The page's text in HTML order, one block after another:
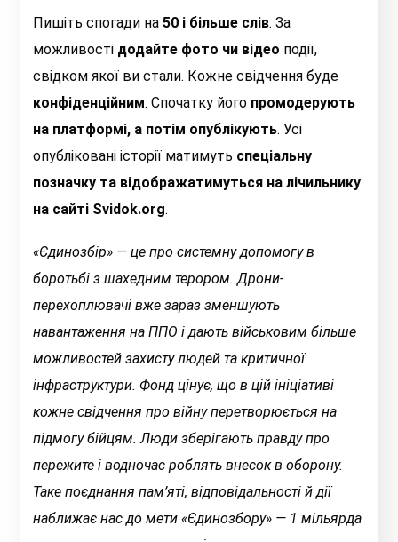
Пишіть спогади на50 і більше слів. За
можливості додайте фото чи відео події,
свідком якої ви стали. Кожне свідчення буде
конфіденційним. Спочатку його промодерують
на платформі, а потім опублікують. Усі
опубліковані історії матимуть спеціальну
позначку та відображатимуться на лічильнику
на сайті Svidok.org.
«Єдинозбір» — це про системну допомогу в
боротьбі з шахедним терором. Дрони-
перехоплювачі вже зараз зменшують
навантаження на ППО і дають військовим більше
можливостей захисту людей та критичної
інфраструктури. Фонд цінує, що в цій ініціативі
кожне свідчення про війну перетворюється на
підмогу бійцям. Люди зберігають правду про
пережите і водночас роблять внесок в оборону.
Таке поєднання пам’яті, відповідальності й дії
наближає нас до мети «Єдинозбору» — 1 мільярда